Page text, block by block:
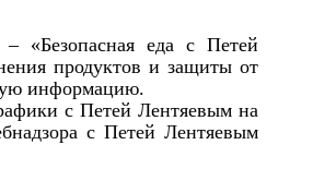
– «Безопасная еда с Петей
продуктов и защиты от
информацию.
с Петей Лентяевым на
с Петей Лентяевым